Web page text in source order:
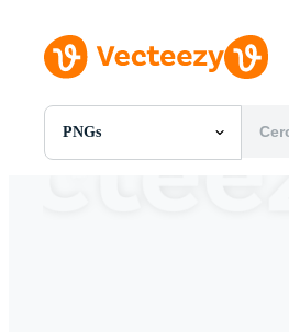
PNGs
Tutte Immagini